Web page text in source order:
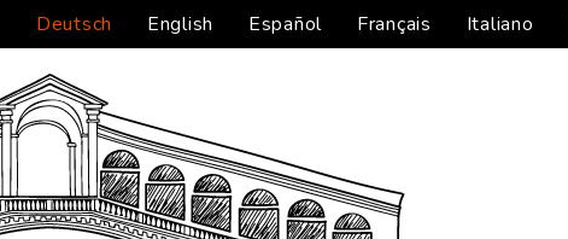
Deutsch English Español Français Italiano